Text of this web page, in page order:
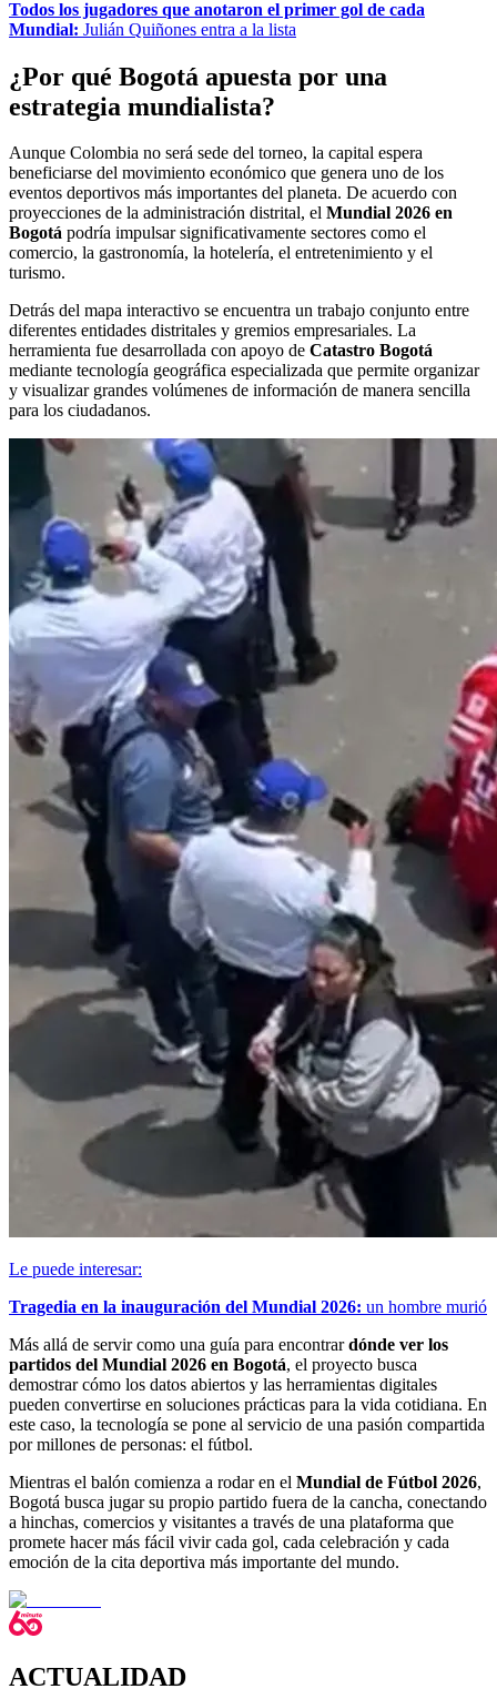
Todos los jugadores que anotaron el primer gol de cada
Mundial: Julián Quiñones entra a la lista
¿Por qué Bogotá apuesta por una
estrategia mundialista?
Aunque Colombia no será sede del torneo, la capital espera
beneficiarse del movimiento económico que genera uno de los
eventos deportivos más importantes del planeta. De acuerdo con
proyecciones de la administración distrital, el Mundial 2026 en
Bogotá podría impulsar significativamente sectores como el
comercio, la gastronomía, la hotelería, el entretenimiento y el
turismo.
Detrás del mapa interactivo se encuentra un trabajo conjunto entre
diferentes entidades distritales y gremios empresariales. La
herramienta fue desarrollada con apoyo de Catastro Bogotá
mediante tecnología geográfica especializada que permite organizar
y visualizar grandes volúmenes de información de manera sencilla
para los ciudadanos.
Le puede interesar:
Tragedia en la inauguración del Mundial 2026: un hombre murió
Más allá de servir como una guía para encontrardónde ver los
partidos del Mundial 2026 en Bogotá, el proyecto busca
demostrar cómo los datos abiertos y las herramientas digitales
pueden convertirse en soluciones prácticas para la vida cotidiana. En
este caso, la tecnología se pone al servicio de una pasión compartida
por millones de personas: el fútbol.
Mientras el balón comienza a rodar en el Mundial de Fútbol 2026,
Bogotá busca jugar su propio partido fuera de la cancha, conectando
a hinchas, comercios y visitantes a través de una plataforma que
promete hacer más fácil vivir cada gol, cada celebración y cada
emoción de la cita deportiva más importante del mundo.
ACTUALIDAD